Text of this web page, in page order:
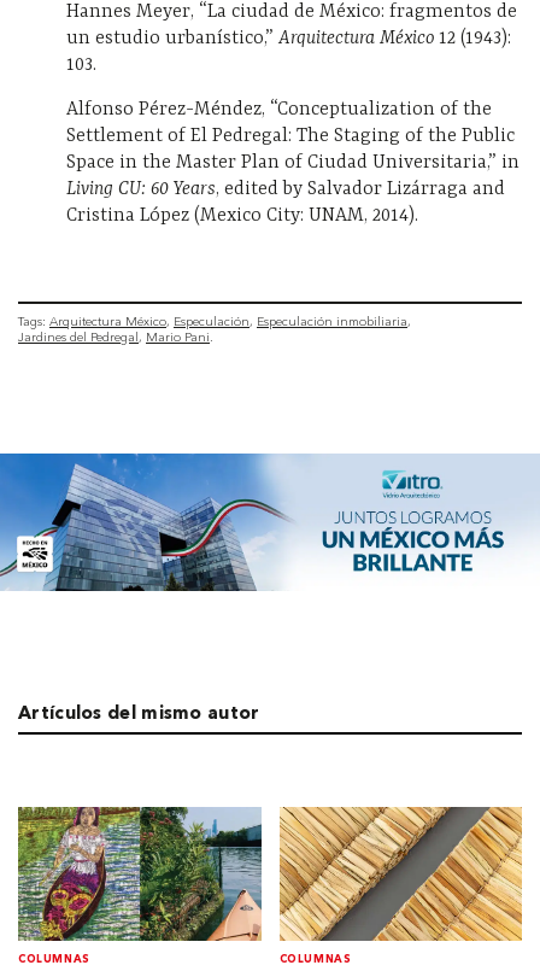
Hannes Meyer, “La ciudad de México: fragmentos de
un estudio urbanístico,”Arquitectura México 12 (1943):
103.
Alfonso Pérez-Méndez, “Conceptualization of the
Settlement of El Pedregal: The Staging of the Public
Space in the Master Plan of Ciudad Universitaria,” in
Living CU: 60 Years, edited by Salvador Lizárraga and
Cristina López (Mexico City: UNAM, 2014).
Tags: Arquitectura México Especulación
Especulación inmobiliaria
Jardines del Pedregal
Mario Pani
Artículos del mismo autor
COLUMNAS COLUMNAS